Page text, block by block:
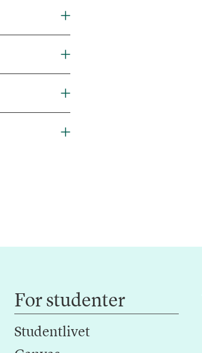
For studenter
Studentlivet